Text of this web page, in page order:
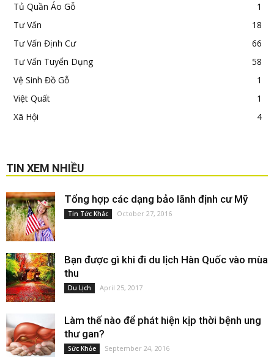
Tủ Quần Áo Gỗ
1
Tư Vấn
18
Tư Vấn Định Cư
66
Tư Vấn Tuyển Dụng
58
Vệ Sinh Đồ Gỗ
1
Việt Quất
1
Xã Hội
4
TIN XEM NHIỀU
Tổng hợp các dạng bảo lãnh định cư Mỹ
Tin Tức Khác October 27, 2016
Bạn được gì khi đi du lịch Hàn Quốc vào mùa
thu
Du Lịch April 25, 2017
Làm thế nào để phát hiện kịp thời bệnh ung
thư gan?
Sức Khỏe September 24, 2016